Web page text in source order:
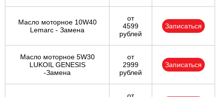
Масло моторное 10W40
Lemarc - Замена
от
4599
рублей
Записаться
Масло моторное 5W30
LUKOIL GENESIS
-Замена
от
2999
рублей
Записаться